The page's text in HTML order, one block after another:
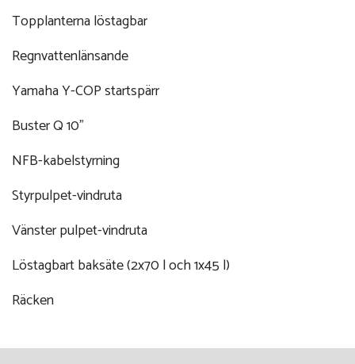
Topplanterna löstagbar
Regnvattenlänsande
Yamaha Y-COP startspärr
Buster Q 10"
NFB-kabelstyrning
Styrpulpet-vindruta
Vänster pulpet-vindruta
Löstagbart baksäte (2x70 l och 1x45 l)
Räcken